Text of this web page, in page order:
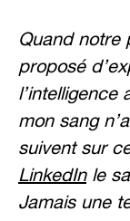
Quand notre
proposé
l’intelligence
mon sang
suivent sur
LinkedInle
Jamais une